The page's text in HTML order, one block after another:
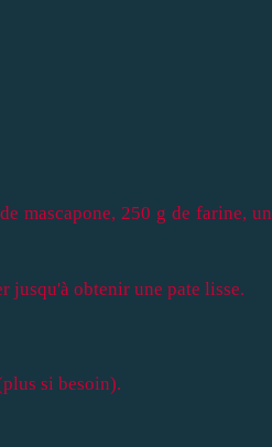
mascapone, 250 g de farine, un
jusqu'à obtenir une pate lisse.
si besoin).